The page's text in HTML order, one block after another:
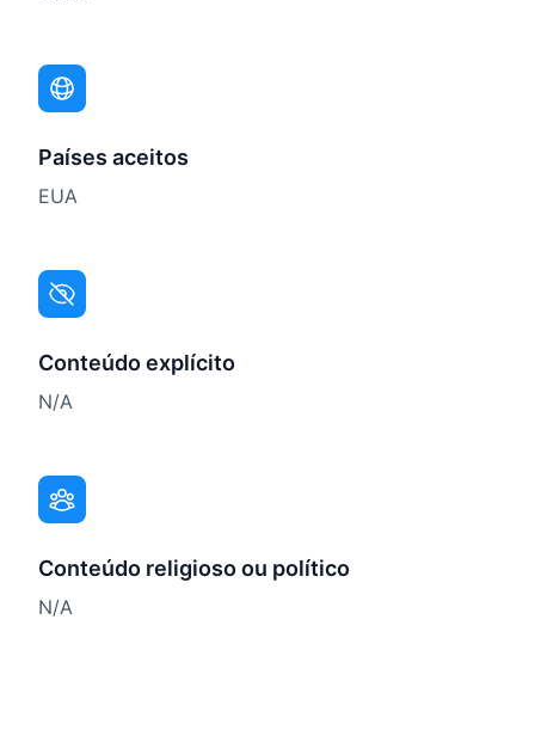
Países aceitos
EUA
Conteúdo explícito
N/A
Conteúdo religioso ou político
N/A